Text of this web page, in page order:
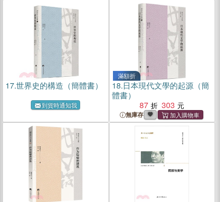
17.世界史的構造（簡體書）
到貨時通知我
滿額折
18.日本現代文學的起源（簡
體書）
87
303
無庫存